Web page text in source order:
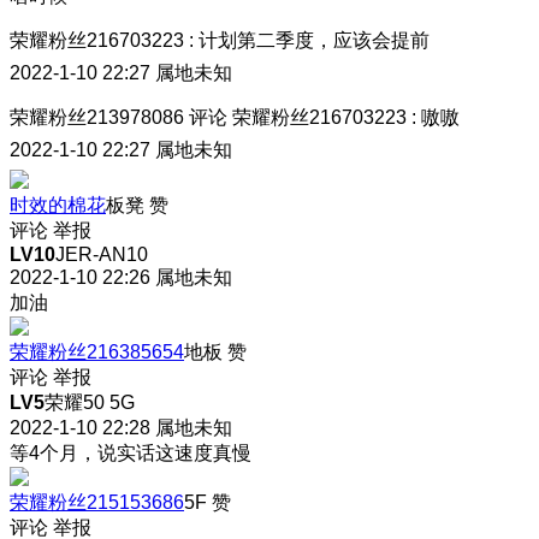
荣耀粉丝216703223 : 计划第二季度，应该会提前
2022-1-10 22:27 属地未知
荣耀粉丝213978086 评论 荣耀粉丝216703223 : 嗷嗷
2022-1-10 22:27 属地未知
时效的棉花板凳 赞
评论 举报
LV10JER-AN10
2022-1-10 22:26 属地未知
加油
荣耀粉丝216385654地板 赞
评论 举报
LV5荣耀50 5G
2022-1-10 22:28 属地未知
等4个月，说实话这速度真慢
荣耀粉丝2151536865F 赞
评论 举报